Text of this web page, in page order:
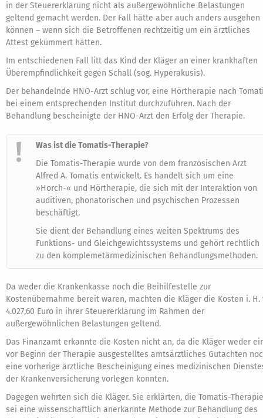
in der Steuererklärung nicht als außergewöhnliche Belastungen
geltend gemacht werden. Der Fall hätte aber auch anders ausgehen
können – wenn sich die Betroffenen rechtzeitig um ein ärztliches
Attest gekümmert hätten.
Im entschiedenen Fall litt das Kind der Kläger an einer krankhaften
Überempfindlichkeit gegen Schall (sog. Hyperakusis).
Der behandelnde HNO-Arzt schlug vor, eine Hörtherapie nach
bei einem entsprechenden Institut durchzuführen. Nach der
Behandlung bescheinigte der HNO-Arzt den Erfolg der Therapie.
Was ist die Tomatis-Therapie?
Die Tomatis-Therapie wurde von dem französischen Arzt
Alfred A. Tomatis entwickelt. Es handelt sich um eine
»Horch-« und Hörtherapie, die sich mit der Interaktion von
auditiven, phonatorischen und psychischen Prozessen
beschäftigt.
Sie dient der Behandlung eines weiten Spektrums des
Funktions- und Gleichgewichtssystems und gehört rechtlich
zu den komplemetärmedizinischen Behandlungsmethoden.
Da weder die Krankenkasse noch die Beihilfestelle zur
Kostenübernahme bereit waren, machten die Kläger die Kosten i. H.
4.027,60 Euro in ihrer Steuererklärung im Rahmen der
außergewöhnlichen Belastungen geltend.
Das Finanzamt erkannte die Kosten nicht an, da die Kläger weder
vor Beginn der Therapie ausgestelltes amtsärztliches Gutachten
eine vorherige ärztliche Bescheinigung eines medizinischen
der Krankenversicherung vorlegen konnten.
Dagegen wehrten sich die Kläger. Sie erklärten, die Tomatis-Therapie
sei eine wissenschaftlich anerkannte Methode zur Behandlung des